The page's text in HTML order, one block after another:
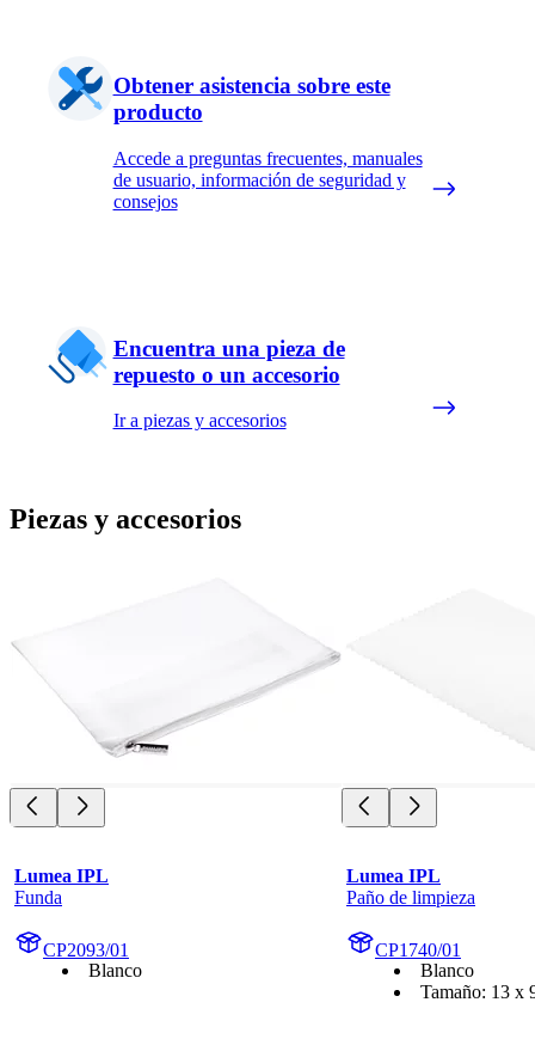
Obtener asistencia sobre este
producto
Accede a preguntas frecuentes, manuales
de usuario, información de seguridad y
consejos
Encuentra una pieza de
repuesto o un accesorio
Ir a piezas y accesorios
Piezas y accesorios
Lumea IPL
Funda
CP2093/01
Blanco
Lumea IPL
Paño de limpieza
CP1740/01
Blanco
Tamaño: 13 x